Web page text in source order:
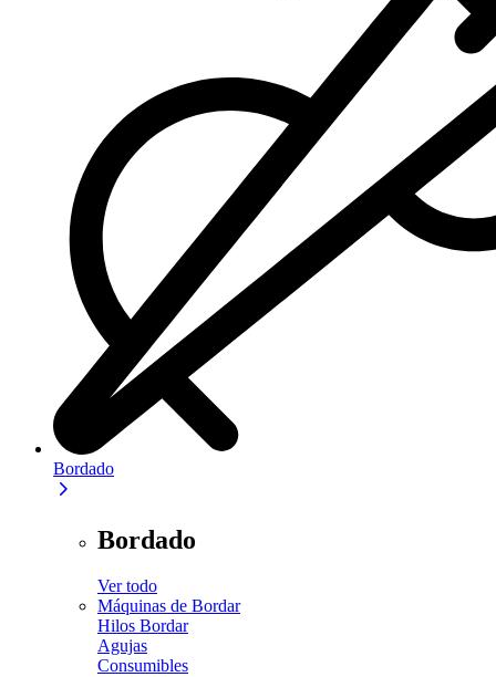
Bordado
Bordado
Ver todo
Máquinas de Bordar
Hilos Bordar
Agujas
Consumibles